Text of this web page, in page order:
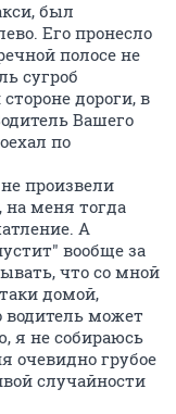
был
Его пронесло
полосе не
сугроб
дороги, в
Вашего
по
произвели
на меня тогда
А
вообще за
что со мной
домой,
может
я не собираюсь
очевидно грубое
случайности